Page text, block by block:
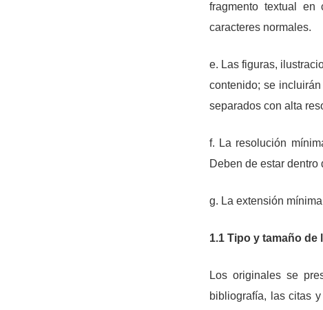
fragmento textual en
caracteres normales.
e. Las figuras,
contenido; se
separados con alta
f. La resolución
Deben de estar dentro
g. La extensión
1.1 Tipo y tamaño de
Los originales se
bibliografía, las citas